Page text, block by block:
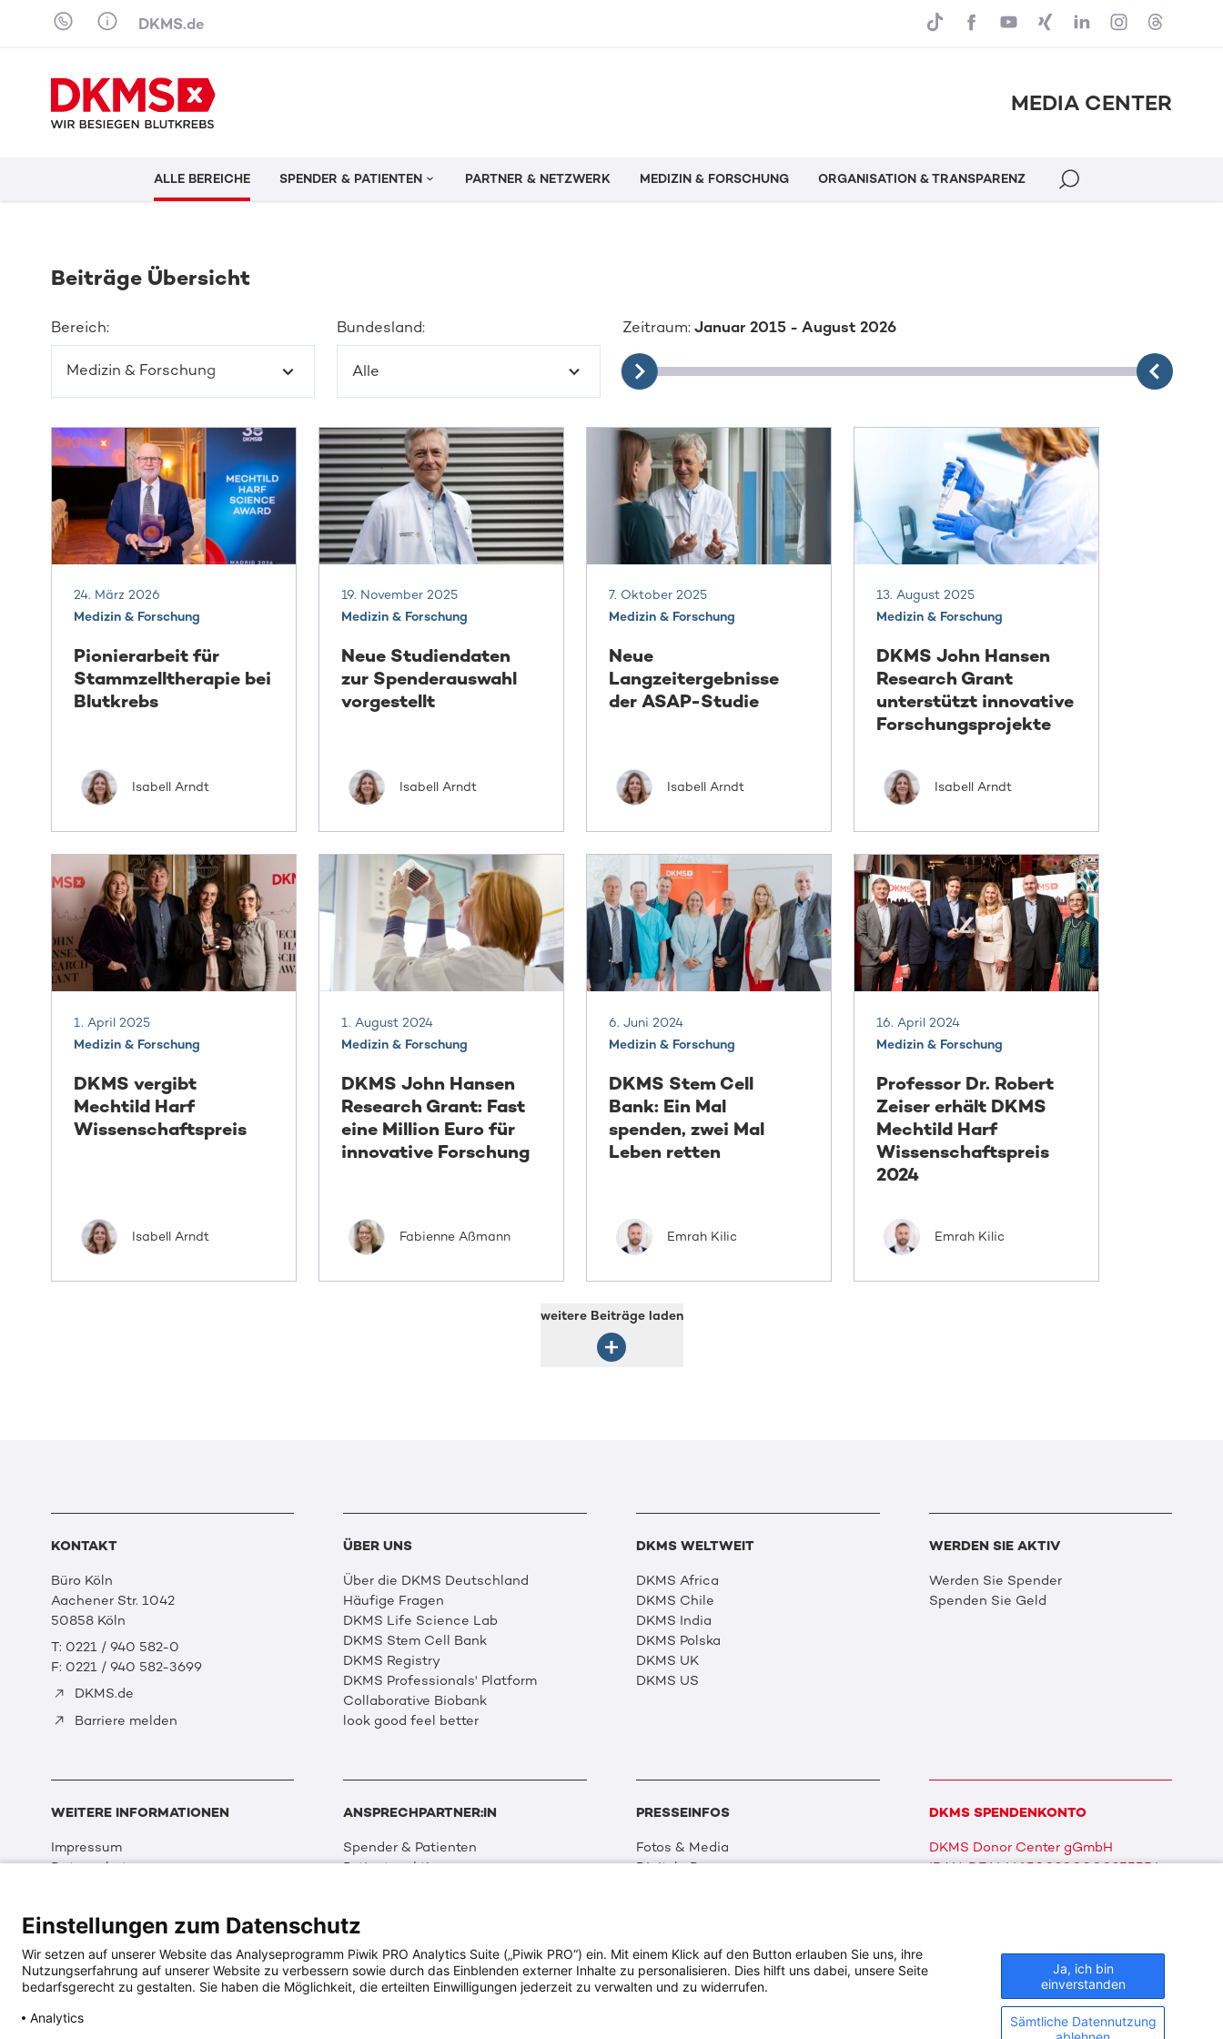
Skip to content
DKMS.de
MEDIA CENTER
ALLE BEREICHE SPENDER & PATIENTEN PARTNER & NETZWERK MEDIZIN & FORSCHUNG ORGANISATION & TRANSPARENZ
Beiträge Übersicht
Bereich:
Medizin & Forschung
Bundesland:
Alle
Zeitraum: Januar 2015 - August 2026
24. März 2026
Medizin & Forschung
Pionierarbeit für
Stammzelltherapie bei
Blutkrebs
Isabell Arndt
19. November 2025
Medizin & Forschung
Neue Studiendaten
zur Spenderauswahl
vorgestellt
Isabell Arndt
7. Oktober 2025
Medizin & Forschung
Neue
Langzeitergebnisse
der ASAP-Studie
Isabell Arndt
13. August 2025
Medizin & Forschung
DKMS John Hansen
Research Grant
unterstützt innovative
Forschungsprojekte
Isabell Arndt
1. April 2025
Medizin & Forschung
DKMS vergibt
Mechtild Harf
Wissenschaftspreis
Isabell Arndt
1. August 2024
Medizin & Forschung
DKMS John Hansen
Research Grant: Fast
eine Million Euro für
innovative Forschung
Fabienne Aßmann
6. Juni 2024
Medizin & Forschung
DKMS Stem Cell
Bank: Ein Mal
spenden, zwei Mal
Leben retten
Emrah Kilic
16. April 2024
Medizin & Forschung
Professor Dr. Robert
Zeiser erhält DKMS
Mechtild Harf
Wissenschaftspreis
2024
Emrah Kilic
weitere Beiträge laden
KONTAKT
Büro Köln
Aachener Str. 1042
50858 Köln
T: 0221 / 940 582-0
F: 0221 / 940 582-3699
DKMS.de
Barriere melden
ÜBER UNS
Über die DKMS Deutschland
Häufige Fragen
DKMS Life Science Lab
DKMS Stem Cell Bank
DKMS Registry
DKMS Professionals' Platform
Collaborative Biobank
look good feel better
DKMS WELTWEIT
DKMS Africa
DKMS Chile
DKMS India
DKMS Polska
DKMS UK
DKMS US
WERDEN SIE AKTIV
Werden Sie Spender
Spenden Sie Geld
WEITERE INFORMATIONEN
Impressum
Datenschutz
Erklärung zur Barrierefreiheit
ANSPRECHPARTNER:IN
Spender & Patienten
Patientenaktionen
Event
Medizin & Forschung
Organisation & Transparenz
DKMS Weltweit
PRESSEINFOS
Fotos & Media
Digitale Pressemappen
DKMS SPENDENKONTO
DKMS Donor Center gGmbH
IBAN: DE64641500200000255556
Einstellungen zum Datenschutz
Wir setzen auf unserer Website das Analyseprogramm Piwik PRO Analytics Suite („Piwik PRO“) ein. Mit einem Klick auf den Button erlauben Sie uns, ihre
Nutzungserfahrung auf unserer Website zu verbessern sowie durch das Einblenden externer Inhalte zu personalisieren. Dies hilft uns dabei, unsere Seite
bedarfsgerecht zu gestalten. Sie haben die Möglichkeit, die erteilten Einwilligungen jederzeit zu verwalten und zu widerrufen.
Analytics
Ja, ich bin
einverstanden
Sämtliche Datennutzung